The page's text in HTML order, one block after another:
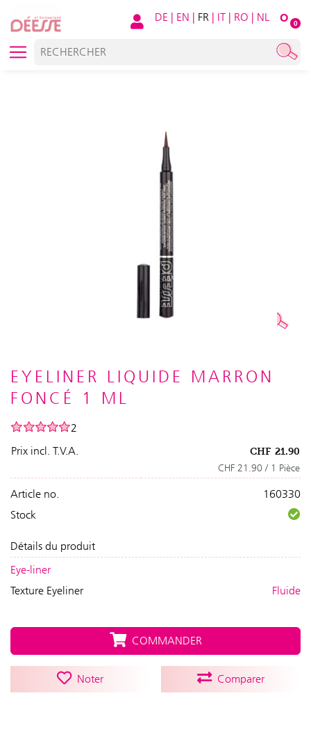
O 0
DE | EN | FR | IT | RO | NL
EYELINER LIQUIDE MARRON
FONCÉ 1 ML
2
Prix incl. T.V.A.
CHF 21.90
CHF 21.90 / 1 Pièce
Article no.
160330
Stock
Détails du produit
Eye-liner
Texture Eyeliner
Fluide
COMMANDER
Noter Comparer